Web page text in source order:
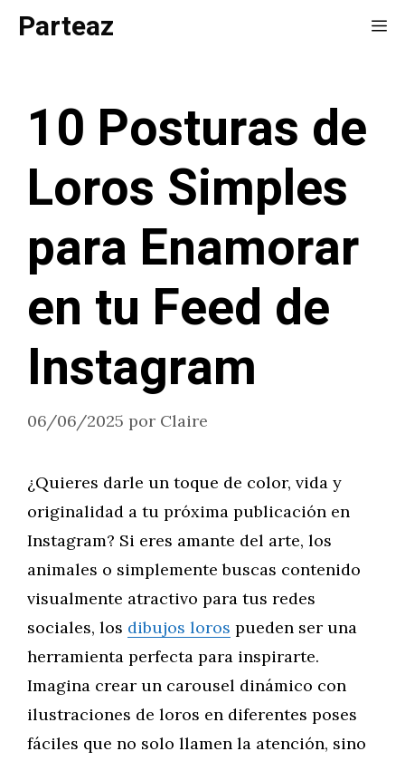
SaltarParteaz
10 Posturas de
Loros Simples
para Enamorar
en tu Feed de
Instagram
06/06/2025 por Claire
¿Quieres darle un toque de color, vida y
originalidad a tu próxima publicación en
Instagram? Si eres amante del arte, los
animales o simplemente buscas contenido
visualmente atractivo para tus redes
sociales, los dibujos loros pueden ser una
herramienta perfecta para inspirarte.
Imagina crear un carousel dinámico con
ilustraciones de loros en diferentes poses
fáciles que no solo llamen la atención, sino